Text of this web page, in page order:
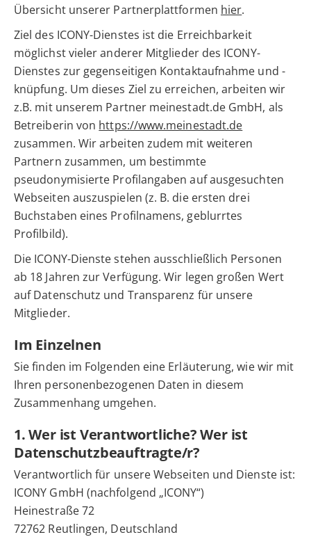
Übersicht unserer Partnerplattformen hier.
Ziel des ICONY-Dienstes ist die Erreichbarkeit
möglichst vieler anderer Mitglieder des ICONY-
Dienstes zur gegenseitigen Kontaktaufnahme und -
knüpfung. Um dieses Ziel zu erreichen, arbeiten wir
z.B. mit unserem Partner meinestadt.de GmbH, als
Betreiberin von https://www.meinestadt.de
zusammen. Wir arbeiten zudem mit weiteren
Partnern zusammen, um bestimmte
pseudonymisierte Profilangaben auf ausgesuchten
Webseiten auszuspielen (z. B. die ersten drei
Buchstaben eines Profilnamens, geblurrtes
Profilbild).
Die ICONY-Dienste stehen ausschließlich Personen
ab 18 Jahren zur Verfügung. Wir legen großen Wert
auf Datenschutz und Transparenz für unsere
Mitglieder.
Im Einzelnen
Sie finden im Folgenden eine Erläuterung, wie wir mit
Ihren personenbezogenen Daten in diesem
Zusammenhang umgehen.
1. Wer ist Verantwortliche? Wer ist
Datenschutzbeauftragte/r?
Verantwortlich für unsere Webseiten und Dienste ist:
ICONY GmbH (nachfolgend „ICONY“)
Heinestraße 72
72762 Reutlingen, Deutschland